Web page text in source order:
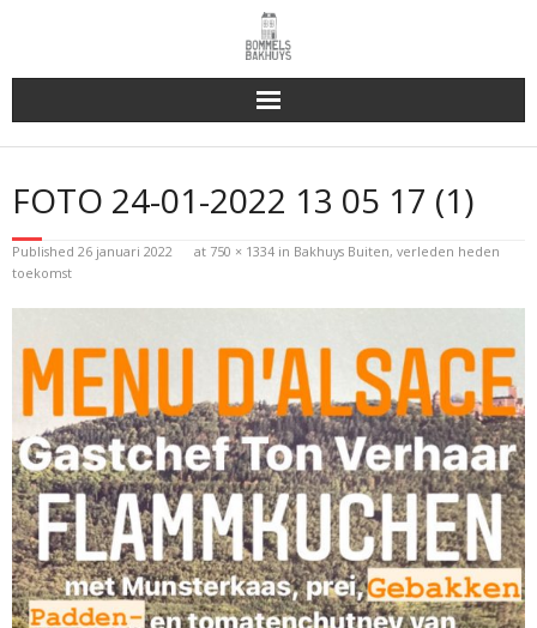
Bakhuys Buiten, verleden heden toekomst
Reserveren & Bestellen
Bommels Buiten
FOTO 24-01-2022 13 05 17 (1)
Published 26 januari 2022 at 750 × 1334 in Bakhuys Buiten, verleden heden
toekomst